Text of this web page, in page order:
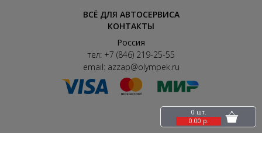
ВСЁ ДЛЯ АВТОСЕРВИСА
КОНТАКТЫ
Россия
тел: +7 (846) 219-25-55
email: azzap@olympek.ru
0 шт.
0.00 р.